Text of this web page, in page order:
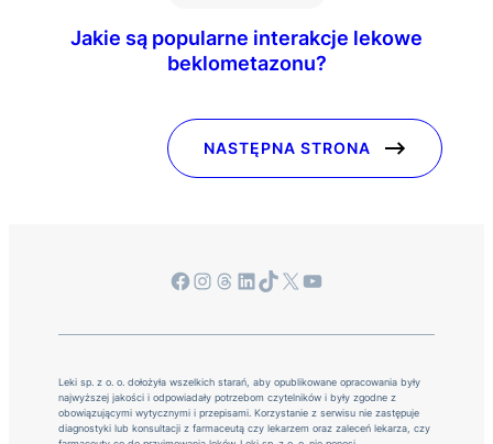
Jakie są popularne interakcje lekowe
beklometazonu?
NASTĘPNA STRONA
Facebook InstagramThreads LinkedIn TikTok X YouTube
Leki sp. z o. o. dołożyła wszelkich starań, aby opublikowane opracowania były
najwyższej jakości i odpowiadały potrzebom czytelników i były zgodne z
obowiązującymi wytycznymi i przepisami. Korzystanie z serwisu nie zastępuje
diagnostyki lub konsultacji z farmaceutą czy lekarzem oraz zaleceń lekarza, czy